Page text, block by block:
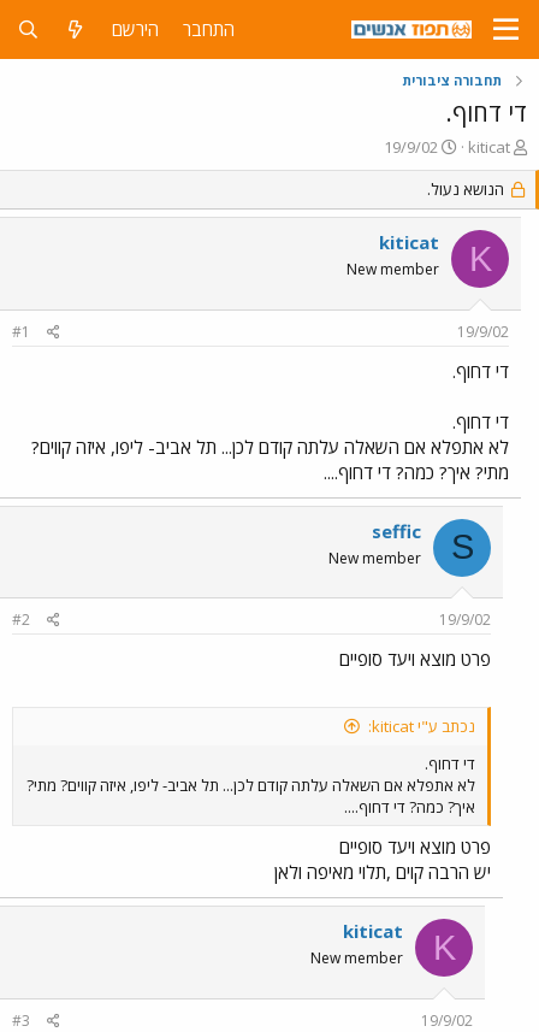
התחבר הירשם
תחבורה ציבורית
די דחוף.
פ
ו
ת
ח
נ
kiticat
פ
ו
ר
ס
ם
ב
ת
19/9/02
הנושא נעול.
K
kiticat
New member
19/9/02
#1
די דחוף.
די דחוף.
לא אתפלא אם השאלה עלתה קודם לכן... תל אביב- ליפו, איזה קווים?
מתי? איך? כמה? די דחוף....
S
seffic
New member
19/9/02
#2
פרט מוצא ויעד סופיים
נכתב ע"י kiticat:
די דחוף.
לא אתפלא אם השאלה עלתה קודם לכן... תל אביב- ליפו, איזה קווים? מתי?
איך? כמה? די דחוף....
פרט מוצא ויעד סופיים
יש הרבה קוים ,תלוי מאיפה ולאן
K
kiticat
New member
19/9/02
#3